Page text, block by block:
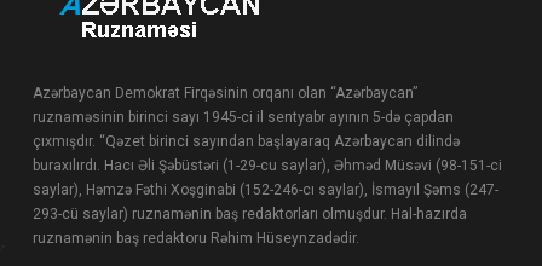
Azərbaycan Demokrat Firqəsinin orqanı olan “Azərbaycan”
ruznaməsinin birinci sayı 1945-ci il sentyabr ayının 5-də çapdan
çıxmışdır. “Qəzet birinci sayından başlayaraq Azərbaycan dilində
buraxılırdı. Hacı Əli Şəbüstəri (1-29-cu saylar), Əhməd Müsəvi (98-151-ci
saylar), Həmzə Fəthi Xoşginabi (152-246-cı saylar), İsmayıl Şəms (247-
293-cü saylar) ruznamənin baş redaktorları olmuşdur. Hal-hazırda
ruznamənin baş redaktoru Rəhim Hüseynzadədir.